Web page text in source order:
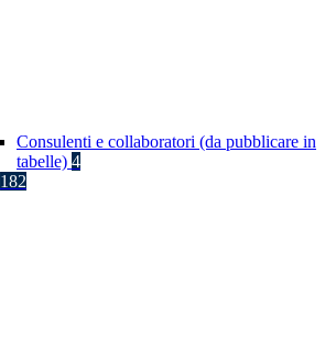
Consulenti e collaboratori (da pubblicare in
tabelle) 4
182